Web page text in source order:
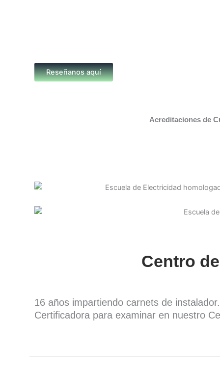
Reseñanos aquí
Acreditaciones de
Centro
16 años impartiendo carnets de
Certificadora para examinar en nuestro